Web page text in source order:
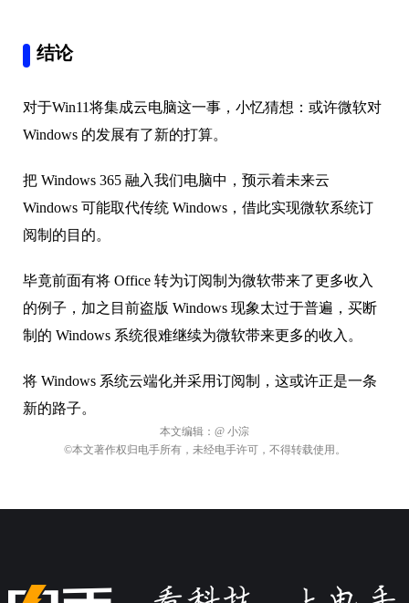
结论
对于Win11将集成云电脑这一事，小忆猜想：或许微软对
Windows 的发展有了新的打算。
把 Windows 365 融入我们电脑中，预示着未来云
Windows 可能取代传统 Windows，借此实现微软系统订
阅制的目的。
毕竟前面有将 Office 转为订阅制为微软带来了更多收入
的例子，加之目前盗版 Windows 现象太过于普遍，买断
制的 Windows 系统很难继续为微软带来更多的收入。
将 Windows 系统云端化并采用订阅制，这或许正是一条
新的路子。
本文编辑： @ 小淙
©本文著作权归电手所有，未经电手许可，不得转载使用。